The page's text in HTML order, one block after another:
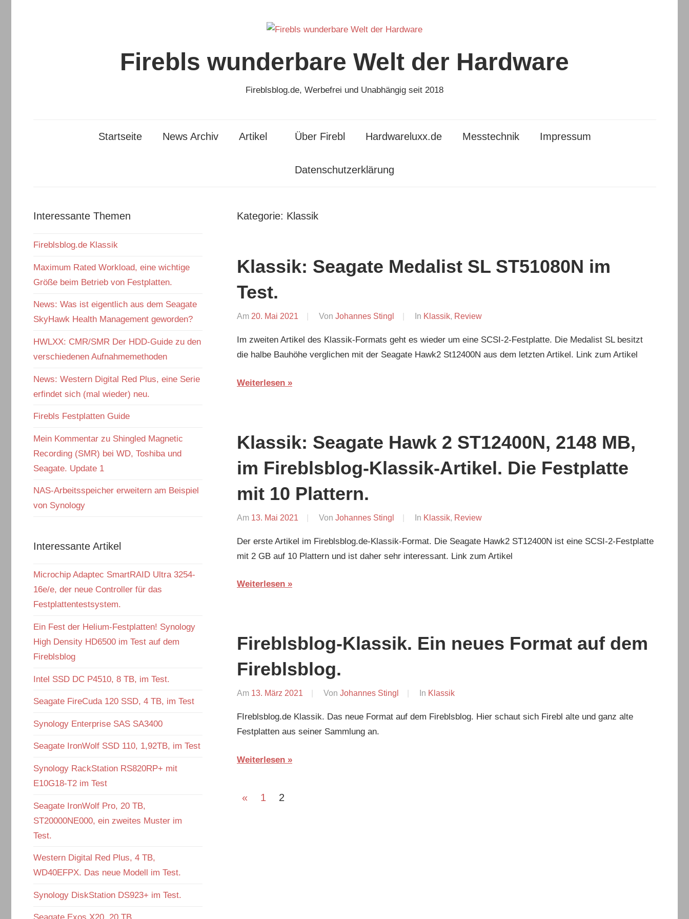
Firebls wunderbare Welt der Hardware
Fireblsblog.de, Werbefrei und Unabhängig seit 2018
Startseite News Archiv Artikel Über Firebl Hardwareluxx.de Messtechnik Impressum
Datenschutzerklärung
Kategorie: Klassik
Klassik: Seagate Medalist SL ST51080N im
Test.
Am 20. Mai 2021 Von Johannes Stingl In Klassik, Review
Im zweiten Artikel des Klassik-Formats geht es wieder um eine SCSI-2-Festplatte. Die Medalist SL besitzt
die halbe Bauhöhe verglichen mit der Seagate Hawk2 St12400N aus dem letzten Artikel. Link zum Artikel
Weiterlesen
Klassik: Seagate Hawk 2 ST12400N, 2148 MB,
im Fireblsblog-Klassik-Artikel. Die Festplatte
mit 10 Plattern.
Am 13. Mai 2021 Von Johannes Stingl In Klassik, Review
Der erste Artikel im Fireblsblog.de-Klassik-Format. Die Seagate Hawk2 ST12400N ist eine SCSI-2-Festplatte
mit 2 GB auf 10 Plattern und ist daher sehr interessant. Link zum Artikel
Weiterlesen
Fireblsblog-Klassik. Ein neues Format auf dem
Fireblsblog.
Am 13. März 2021 Von Johannes Stingl In Klassik
FIreblsblog.de Klassik. Das neue Format auf dem Fireblsblog. Hier schaut sich Firebl alte und ganz alte
Festplatten aus seiner Sammlung an.
Weiterlesen
Seitennummerierung
«Vorherige
1 2
Interessante Themen
Fireblsblog.de Klassik
Maximum Rated Workload, eine wichtige
Größe beim Betrieb von Festplatten.
News: Was ist eigentlich aus dem Seagate
SkyHawk Health Management geworden?
HWLXX: CMR/SMR Der HDD-Guide zu den
verschiedenen Aufnahmemethoden
News: Western Digital Red Plus, eine Serie
erfindet sich (mal wieder) neu.
Firebls Festplatten Guide
Mein Kommentar zu Shingled Magnetic
Recording (SMR) bei WD, Toshiba und
Seagate. Update 1
NAS-Arbeitsspeicher erweitern am Beispiel
von Synology
Interessante Artikel
Microchip Adaptec SmartRAID Ultra 3254-
16e/e, der neue Controller für das
Festplattentestsystem.
Ein Fest der Helium-Festplatten! Synology
High Density HD6500 im Test auf dem
Fireblsblog
Intel SSD DC P4510, 8 TB, im Test.
Seagate FireCuda 120 SSD, 4 TB, im Test
Synology Enterprise SAS SA3400
Seagate IronWolf SSD 110, 1,92TB, im Test
Synology RackStation RS820RP+ mit
E10G18-T2 im Test
Seagate IronWolf Pro, 20 TB,
ST20000NE000, ein zweites Muster im
Test.
Western Digital Red Plus, 4 TB,
WD40EFPX. Das neue Modell im Test.
Synology DiskStation DS923+ im Test.